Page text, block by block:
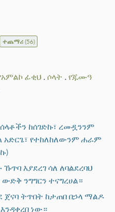
ተጨማሪ(56)
ፊቂህ.ሶላት .የጁሙዓ
ከሰገድኩ፣ ረመዷንንም
አድርጌ፣ የተከለከለውንም ሐራም
እያደረገ ሳለ ለባልደረባህ
ንግግርን ተናግረሀል።
ጀናባ ትጥበት ከታጠበ በኃላ ማልዶ